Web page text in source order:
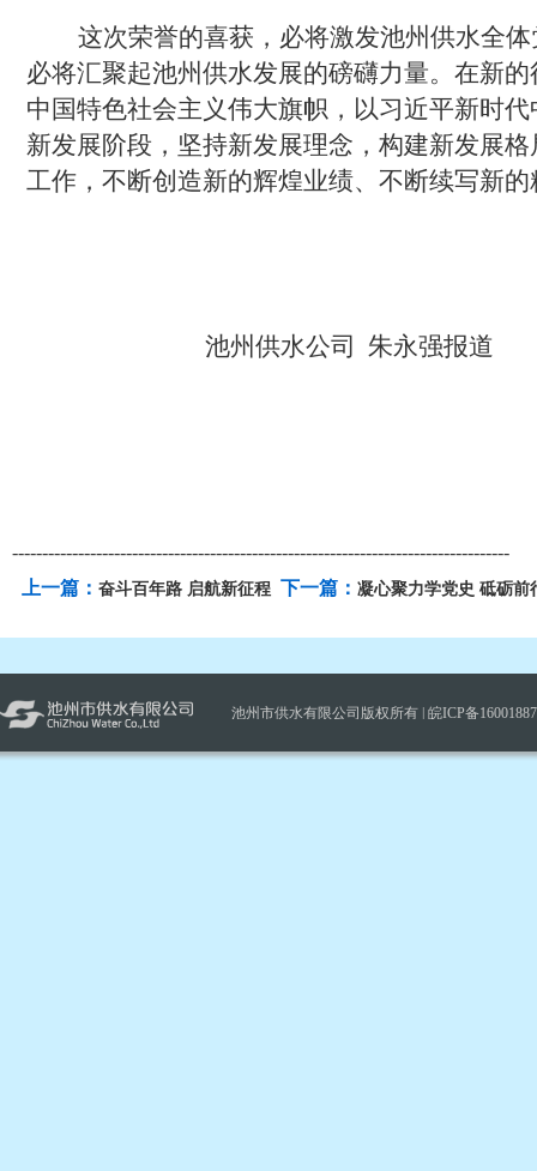
这次荣誉的喜获，必将激发池州供水全
必将汇聚起池州供水发展的磅礴力量。在新
中国特色社会主义伟大旗帜，以习近平新时
新发展阶段，坚持新发展理念，构建新发展
工作，不断创造新的辉煌业绩、不断续写新
池州供水公司 朱永强报道
-----------------------------------------------------------------------------------
上一篇： 奋斗百年路 启航新征程 下一篇： 凝心聚力学党史 砥砺前
池州市供水有限公司版权所有 | 皖ICP备